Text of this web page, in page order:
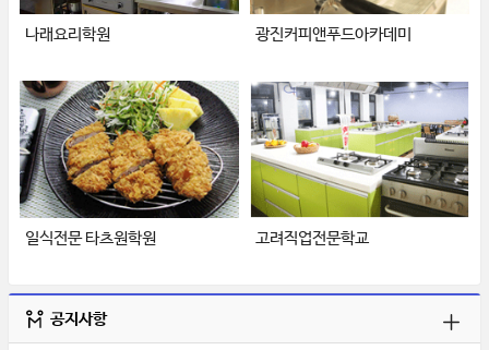
나래요리학원 광진커피앤푸드아카데미
일식전문 타츠원학원 고려직업전문학교
공지사항